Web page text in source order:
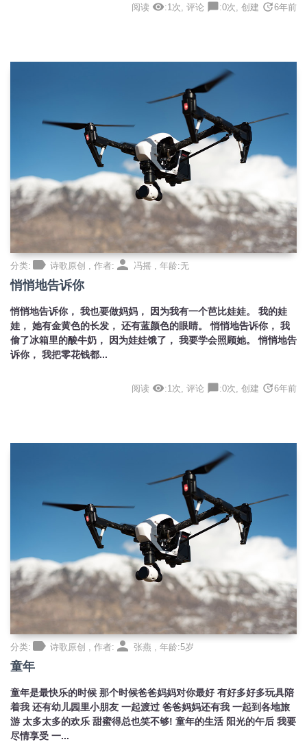
阅读 visibility:1次, 评论 chat_bubble:0次, 创建 update6年前
分类: label 诗歌原创 , 作者: person 冯摇 , 年龄:无
悄悄地告诉你
悄悄地告诉你， 我也要做妈妈， 因为我有一个芭比娃娃。 我的娃
娃， 她有金黄色的长发， 还有蓝颜色的眼睛。 悄悄地告诉你， 我
偷了冰箱里的酸牛奶， 因为娃娃饿了， 我要学会照顾她。 悄悄地告
诉你， 我把零花钱都...
阅读 visibility:1次, 评论 chat_bubble:0次, 创建 update6年前
分类: label 诗歌原创 , 作者: person 张燕 , 年龄:5岁
童年
童年是最快乐的时候 那个时候爸爸妈妈对你最好 有好多好多玩具陪
着我 还有幼儿园里小朋友 一起渡过 爸爸妈妈还有我 一起到各地旅
游 太多太多的欢乐 甜蜜得总也笑不够! 童年的生活 阳光的午后 我要
尽情享受 一...